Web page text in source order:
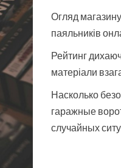
Огляд
паяльників
Рейтинг
матеріали
Насколько
гаражные
случайных